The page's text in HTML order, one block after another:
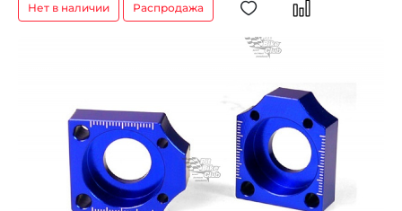
Нет в наличии Распродажа